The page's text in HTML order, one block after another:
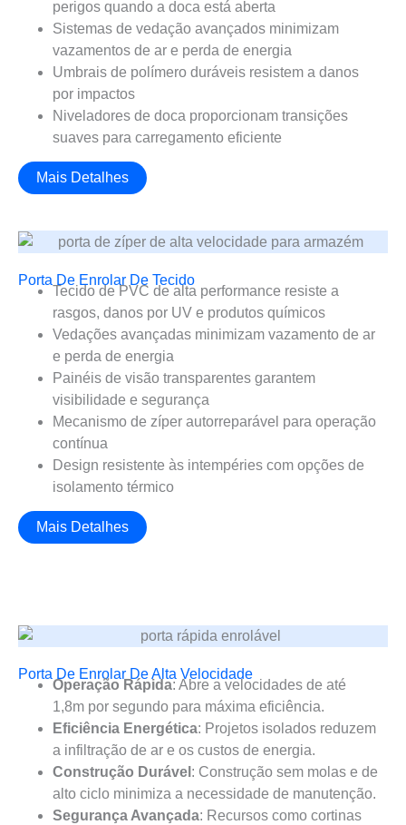
perigos quando a doca está aberta
Sistemas de vedação avançados minimizam
vazamentos de ar e perda de energia
Umbrais de polímero duráveis resistem a danos
por impactos
Niveladores de doca proporcionam transições
suaves para carregamento eficiente
Mais Detalhes
Porta De Enrolar De Tecido
Tecido de PVC de alta performance resiste a
rasgos, danos por UV e produtos químicos
Vedações avançadas minimizam vazamento de ar
e perda de energia
Painéis de visão transparentes garantem
visibilidade e segurança
Mecanismo de zíper autorreparável para operação
contínua
Design resistente às intempéries com opções de
isolamento térmico
Mais Detalhes
Porta De Enrolar De Alta Velocidade
Operação Rápida: Abre a velocidades de até
1,8m por segundo para máxima eficiência.
Eficiência Energética: Projetos isolados reduzem
a infiltração de ar e os custos de energia.
Construção Durável : Construção sem molas e de
alto ciclo minimiza a necessidade de manutenção.
Segurança Avançada: Recursos como cortinas